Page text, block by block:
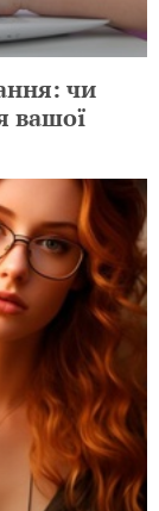
чи
вашої